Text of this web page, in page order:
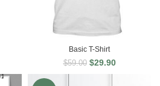
Basic T-Shirt
$59.00 $29.90